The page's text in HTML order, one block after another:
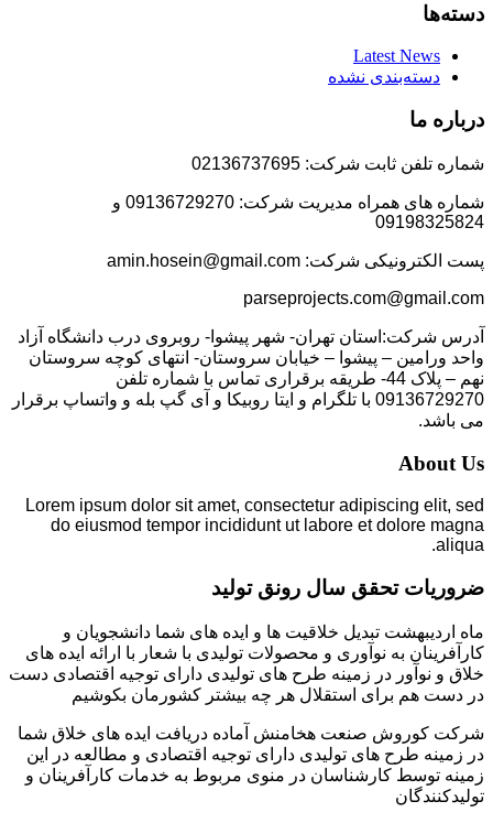
دسته‌ها
Latest News
دسته‌بندی نشده
درباره ما
شماره تلفن ثابت شرکت: 02136737695
شماره های همراه مدیریت شرکت: 09136729270 و
09198325824
پست الکترونیکی شرکت: amin.hosein@gmail.com
parseprojects.com@gmail.com
آدرس شرکت:استان تهران- شهر پیشوا- روبروی درب دانشگاه آزاد
واحد ورامین – پیشوا – خیابان سروستان- انتهای کوچه سروستان
نهم – پلاک 44- طریقه برقراری تماس با شماره تلفن
09136729270 با تلگرام و ایتا روبیکا و آی گپ بله و واتساپ برقرار
می باشد.
About Us
Lorem ipsum dolor sit amet, consectetur adipiscing elit, sed
do eiusmod tempor incididunt ut labore et dolore magna
aliqua.
ضروریات تحقق سال رونق تولید
ماه اردیبهشت تبدیل خلاقیت ها و ایده های شما دانشجویان و
کارآفرینان به نوآوری و محصولات تولیدی با شعار با ارائه ایده های
خلاق و نوآور در زمینه طرح های تولیدی دارای توجیه اقتصادی دست
در دست هم برای استقلال هر چه بیشتر کشورمان بکوشیم
شرکت کوروش صنعت هخامنش آماده دریافت ایده های خلاق شما
در زمینه طرح های تولیدی دارای توجیه اقتصادی و مطالعه در این
زمینه توسط کارشناسان در منوی مربوط به خدمات کارآفرینان و
تولیدکنندگان